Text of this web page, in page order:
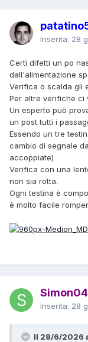
Inserita: 28
Certi difetti un po
dall'alimentazione
Verifica o scalda gli
Per altre verifiche ci
Un esperto può
un post tutti i
Essendo un tre
cambio di segnale
accoppiate)
Verifica con una
non sia rotta.
Ogni testina è
è molto facile
Simon04
Inserita: 28
Il 28/6/2026